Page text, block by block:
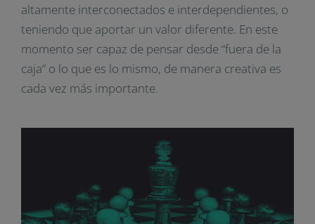
altamente interconectados e interdependientes, o
teniendo que aportar un valor diferente. En este
momento ser capaz de pensar desde “fuera de la
caja” o lo que es lo mismo, de manera creativa es
cada vez más importante.